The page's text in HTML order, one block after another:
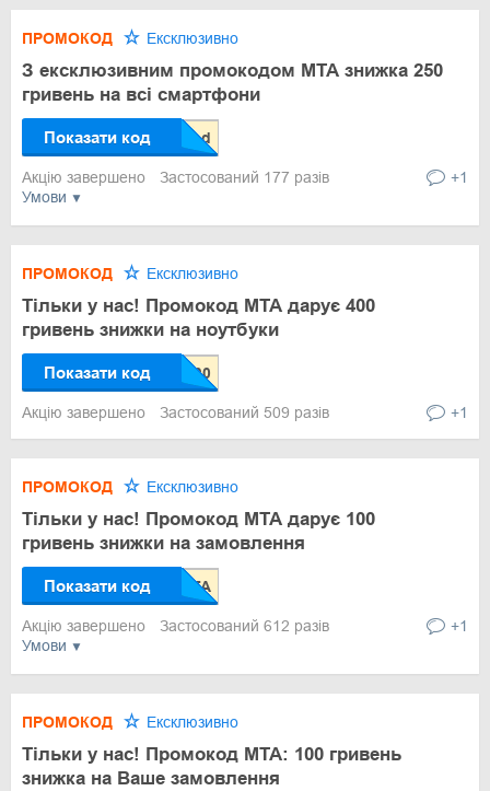
Умови
ПРОМОКОД Ексклюзивно
З ексклюзивним промокодом МТА знижка 250
гривень на всі смартфони
Показати код
Акцію завершено Застосований 177 разів +1
ПРОМОКОД Ексклюзивно
Тільки у нас! Промокод МТА дарує 400
гривень знижки на ноутбуки
Показати код
Акцію завершено Застосований 509 разів +1
Умови
ПРОМОКОД Ексклюзивно
Тільки у нас! Промокод МТА дарує 100
гривень знижки на замовлення
Показати код
Акцію завершено Застосований 612 разів +1
ПРОМОКОД Ексклюзивно
Тільки у нас! Промокод МТА: 100 гривень
знижка на Ваше замовлення